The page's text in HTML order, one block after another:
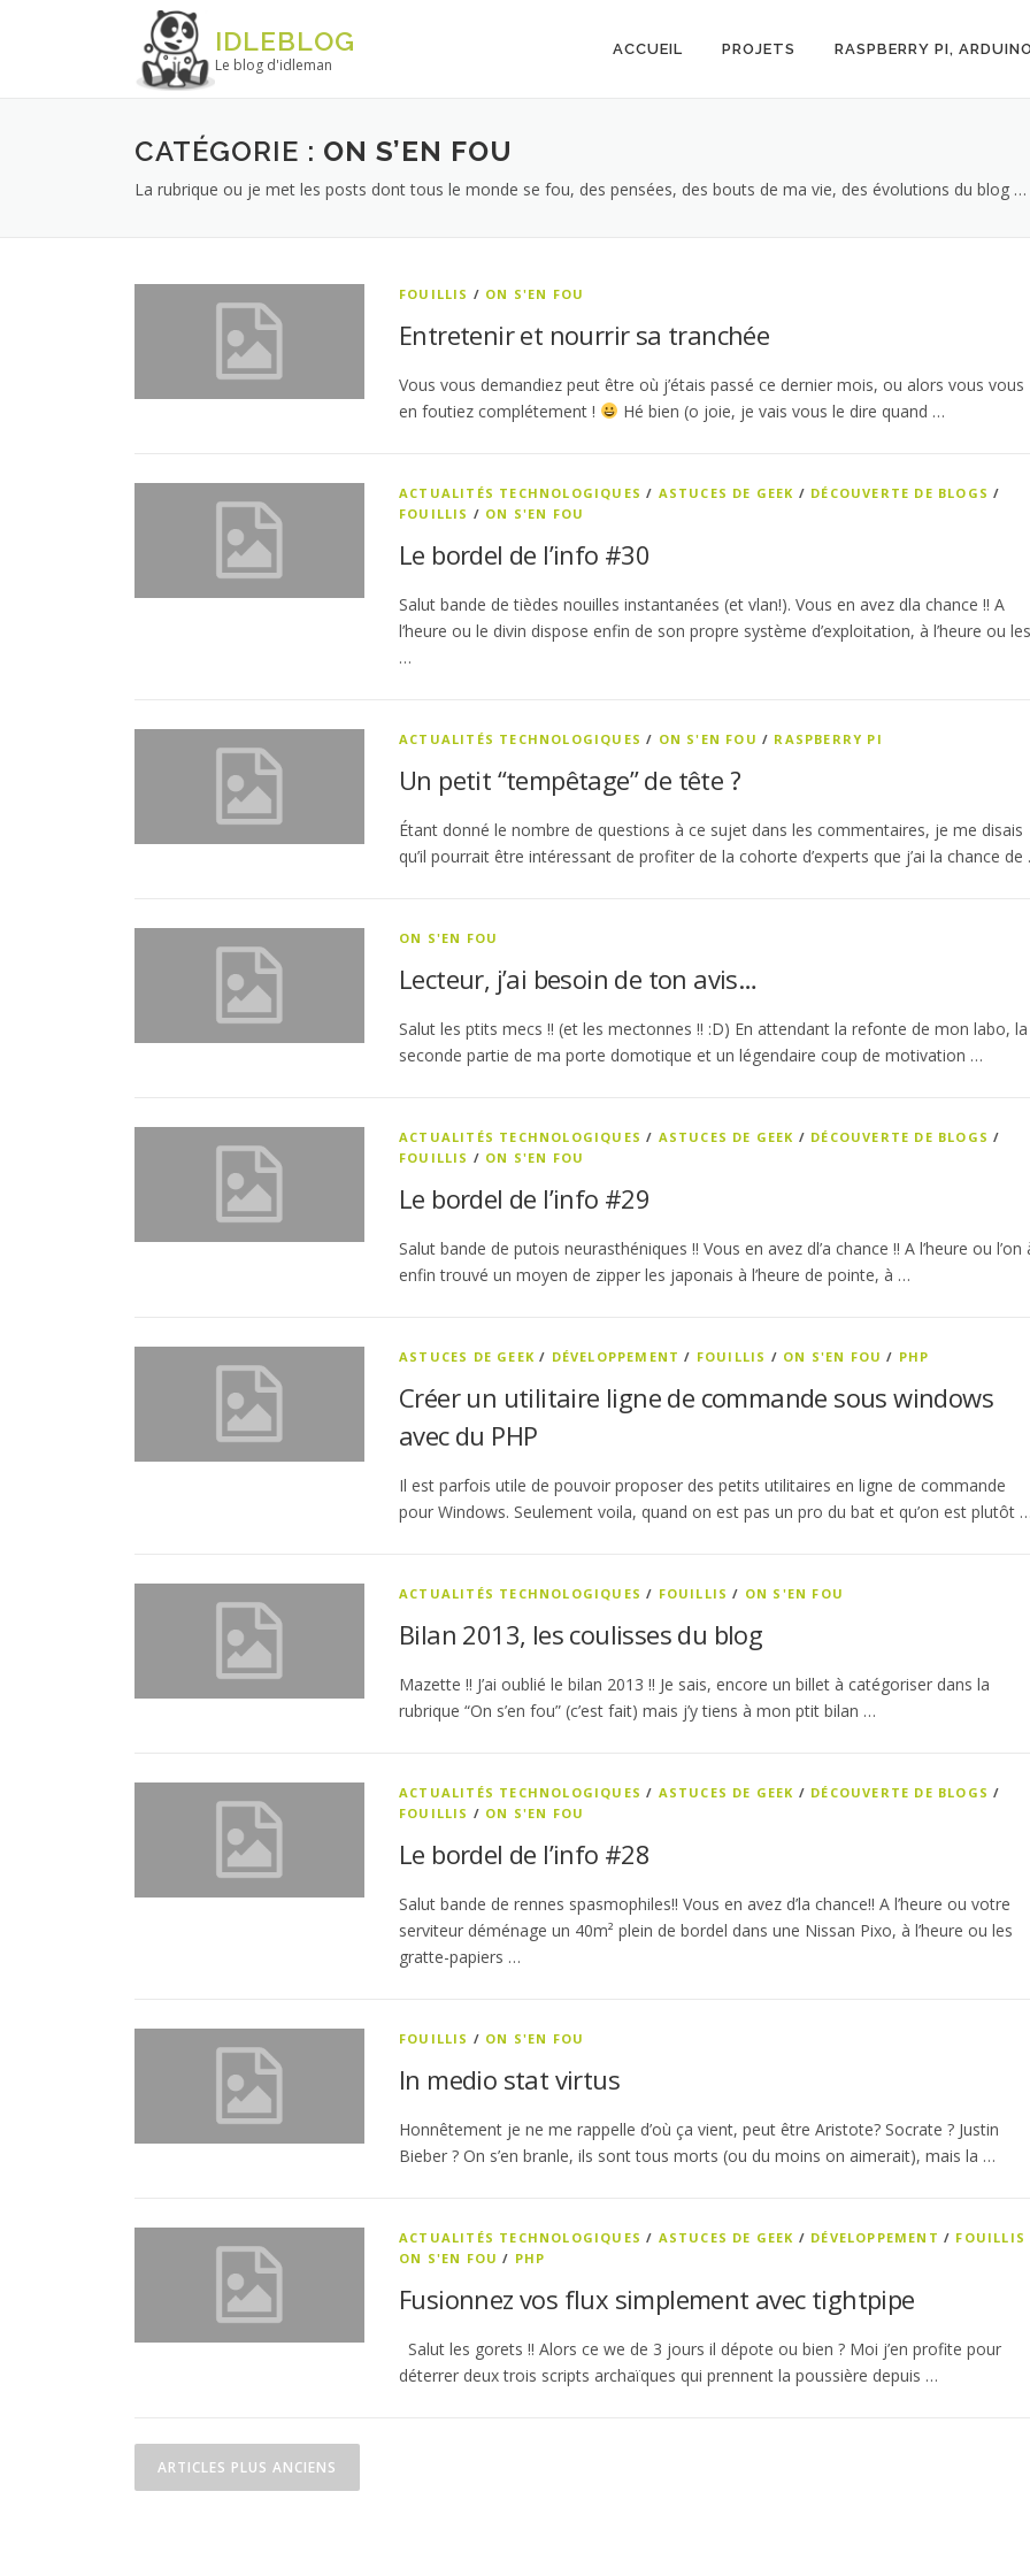
IDLEBLOG
Le blog d'idleman
ACCUEIL PROJETS RASPBERRY PI,
CATÉGORIE : ON S’EN FOU
La rubrique ou je met les posts dont tous le monde se fou, des pensées, des bouts de ma vie, des évolutions du blog …
FOUILLIS / ON S'EN FOU
Entretenir et nourrir sa tranchée
Vous vous demandiez peut être où j’étais passé ce dernier mois, ou alors vous vous
en foutiez complétement !
Hé bien (o joie, je vais vous le dire quand …
ACTUALITÉS TECHNOLOGIQUES / ASTUCES DE GEEK / DÉCOUVERTE DE BLOGS /
FOUILLIS / ON S'EN FOU
Le bordel de l’info #30
Salut bande de tièdes nouilles instantanées (et vlan!). Vous en avez dla chance !! A
l’heure ou le divin dispose enfin de son propre système d’exploitation, à l’heure ou les
…
ACTUALITÉS TECHNOLOGIQUES / ON S'EN FOU / RASPBERRY PI
Un petit “tempêtage” de tête ?
Étant donné le nombre de questions à ce sujet dans les commentaires, je me disais
qu’il pourrait être intéressant de profiter de la cohorte d’experts que j’ai la chance
ON S'EN FOU
Lecteur, j’ai besoin de ton avis…
Salut les ptits mecs !! (et les mectonnes !! :D) En attendant la refonte de mon labo, la
seconde partie de ma porte domotique et un légendaire coup de motivation …
ACTUALITÉS TECHNOLOGIQUES / ASTUCES DE GEEK / DÉCOUVERTE DE BLOGS /
FOUILLIS / ON S'EN FOU
Le bordel de l’info #29
Salut bande de putois neurasthéniques !! Vous en avez dl’a chance !! A l’heure ou l’on
enfin trouvé un moyen de zipper les japonais à l’heure de pointe, à …
ASTUCES DE GEEK / DÉVELOPPEMENT / FOUILLIS / ON S'EN FOU / PHP
Créer un utilitaire ligne de commande sous windows
avec du PHP
Il est parfois utile de pouvoir proposer des petits utilitaires en ligne de commande
pour Windows. Seulement voila, quand on est pas un pro du bat et qu’on est plutôt
ACTUALITÉS TECHNOLOGIQUES / FOUILLIS / ON S'EN FOU
Bilan 2013, les coulisses du blog
Mazette !! J’ai oublié le bilan 2013 !! Je sais, encore un billet à catégoriser dans la
rubrique “On s’en fou” (c’est fait) mais j’y tiens à mon ptit bilan …
ACTUALITÉS TECHNOLOGIQUES / ASTUCES DE GEEK / DÉCOUVERTE DE BLOGS /
FOUILLIS / ON S'EN FOU
Le bordel de l’info #28
Salut bande de rennes spasmophiles!! Vous en avez d’la chance!! A l’heure ou votre
serviteur déménage un 40m² plein de bordel dans une Nissan Pixo, à l’heure ou les
gratte-papiers …
FOUILLIS / ON S'EN FOU
In medio stat virtus
Honnêtement je ne me rappelle d’où ça vient, peut être Aristote? Socrate ? Justin
Bieber ? On s’en branle, ils sont tous morts (ou du moins on aimerait), mais la …
ACTUALITÉS TECHNOLOGIQUES / ASTUCES DE GEEK / DÉVELOPPEMENT / FOUILLIS
ON S'EN FOU / PHP
Fusionnez vos flux simplement avec tightpipe
Salut les gorets !! Alors ce we de 3 jours il dépote ou bien ? Moi j’en profite pour
déterrer deux trois scripts archaïques qui prennent la poussière depuis …
Navigation des articles
ARTICLES PLUS ANCIENS